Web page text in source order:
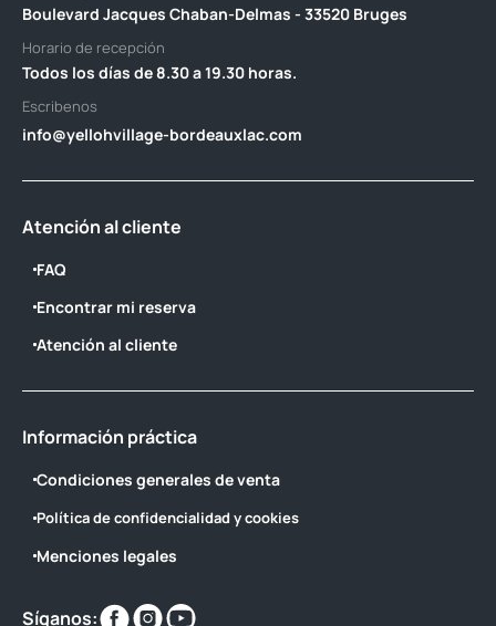
Boulevard Jacques Chaban-Delmas - 33520 Bruges
Horario de recepción
Todos los días de 8.30 a 19.30 horas.
Escribenos
info@yellohvillage-bordeauxlac.com
Atención al cliente
FAQ
Encontrar mi reserva
Atención al cliente
Información práctica
Condiciones generales de venta
Política de confidencialidad y cookies
Menciones legales
Síganos:
Encuéntranos
Encuéntranos